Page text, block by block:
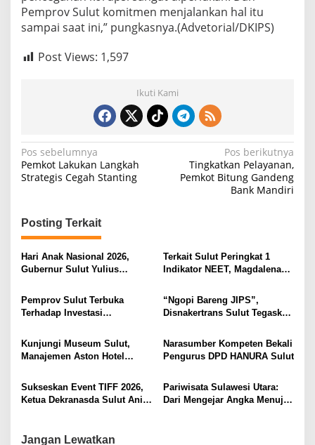
Pemprov Sulut komitmen menjalankan hal itu
sampai saat ini,” pungkasnya.(Advetorial/DKIPS)
Post Views: 1,597
Ikuti Kami
N
a
i
g
a
s
i
p
s
Pos sebelumnya
Pemkot Lakukan Langkah
Strategis Cegah Stanting
Pos berikutnya
Tingkatkan Pelayanan,
Pemkot Bitung Gandeng
Bank Mandiri
Posting Terkait
Hari Anak Nasional 2026,
Gubernur Sulut Yulius
Ruang Aman Bagi Anak, di
Lingkungan Fisik Maupun di
Ruang Digital
Terkait Sulut Peringkat 1
Indikator NEET, Magdalena
Secara Proposional, Agar
Tidak Timbul Persepsi Keliru
Pemprov Sulut Terbuka
Terhadap Investasi
“Ngopi Bareng JIPS”,
Disnakertrans Sulut Tegaskan
Pekerja dari Ancaman PHK
Kunjungi Museum Sulut,
Manajemen Aston Hotel
Kebudayaan Ke Wisatawan
Narasumber Kompeten Bekali
Pengurus DPD HANURA Sulut
Sukseskan Event TIFF 2026,
Ketua Dekranasda Sulut Anik
Pariwisata Sulawesi Utara:
Dari Mengejar Angka Menuju
Jangan Lewatkan